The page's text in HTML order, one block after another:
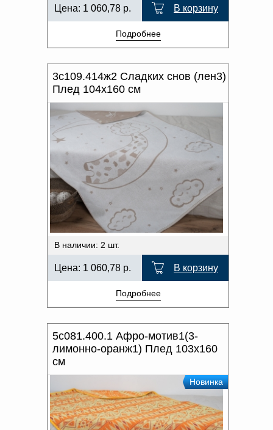
Цена: 1 060,78 р. В корзину
Подробнее
3с109.414ж2 Сладких снов (лен3)
Плед 104х160 см
В наличии: 2 шт.
Цена: 1 060,78 р. В корзину
Подробнее
5с081.400.1 Афро-мотив1(3-
лимонно-оранж1) Плед 103х160
см
Новинка